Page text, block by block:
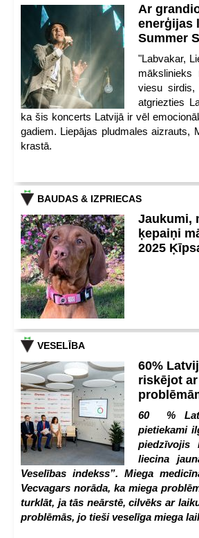
Ar
enerģijas
Summer
"Labvakar,
mākslinieks
viesu
atgriezties
ka šis koncerts Latvijā ir vēl
gadiem. Liepājas pludmales aizrauts,
krastā.
BAUDAS & IZPRIECAS
Jaukumi,
ķepaiņi
2025
VESELĪBA
60%
riskējot
60 %
pietiekami
piedzīvojis
liecina
Veselības indekss”. Miega
Vecvagars norāda, ka miega
turklāt, ja tās neārstē, cilvēks ar
problēmās, jo tieši veselīga miega